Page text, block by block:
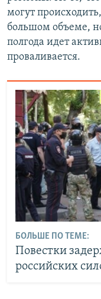
могут
большом объеме,
полгода идет
проваливается.
БОЛЬШЕ ПО ТЕМЕ:
Повестки
российских